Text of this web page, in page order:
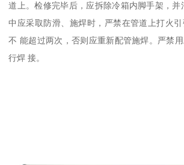
道上。检修完毕后，应拆除冷箱内脚手架，
中应采取防滑、施焊时，严禁在管道上打火
不 能超过两次，否则应重新配管施焊。严禁
行焊 接。